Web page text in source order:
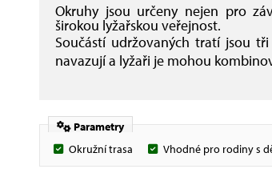
Okruhy jsou určeny nejen pro
širokou lyžařskou veřejnost.
Součástí udržovaných tratí jsou
navazují a lyžaři je mohou
Parametry
Okružní trasa
Vhodné pro rodiny s